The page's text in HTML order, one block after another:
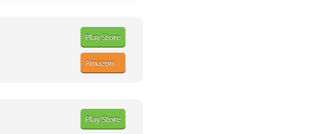
Play Store
Amazon
Play Store